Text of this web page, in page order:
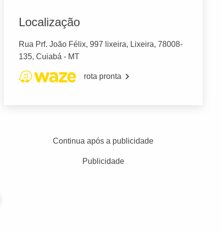
Localização
Rua Prf. João Félix, 997 lixeira, Lixeira, 78008-
135, Cuiabá - MT
rota pronta
Continua após a publicidade
Publicidade